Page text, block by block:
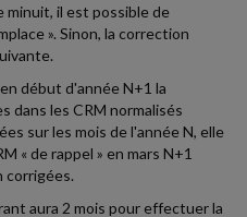
minuit, il est possible de
». Sinon, la correction
début d'année N+1 la
dans les CRM normalisés
sur les mois de l'année N, elle
« de rappel » en mars N+1
corrigées.
aura 2 mois pour effectuer la